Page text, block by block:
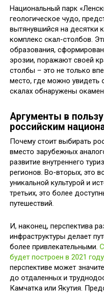
Национальный парк
геологическое чудо,
вытянувшийся на десятки
комплекс скал-столбов.
образования,
эрозии, поражают своей
столбы – это не только
место, где можно увидеть
скалах обнаружены
Аргументы в
российским
Почему стоит выбирать
вместо зарубежных
развитие внутреннего
регионов. Во-вторых, это
уникальной культурой и
третьих, это более
путешествий.
И, наконец, перспектива
инфраструктуры делает
более привлекательными.
будет построен в 2021 году
перспективе может
до отдаленных и
Камчатка или Якутия.